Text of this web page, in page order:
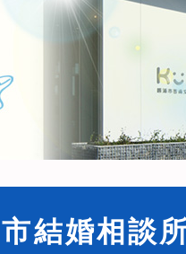
結婚相談